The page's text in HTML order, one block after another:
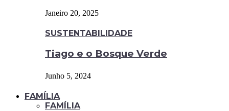
Janeiro 20, 2025
SUSTENTABILIDADE
Tiago e o Bosque Verde
Junho 5, 2024
FAMÍLIA
FAMÍLIA